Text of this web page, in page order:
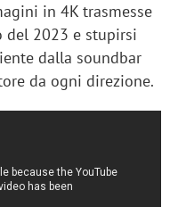
in 4K trasmesse
del 2023 e stupirsi
dalla soundbar
da ogni direzione.